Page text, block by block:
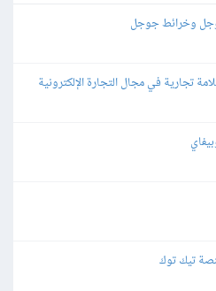
تجارية في مجال التجارة الإلكترونية
تيك توك